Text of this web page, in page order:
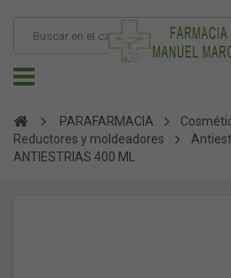
PARAFARMACIA
Reductores y moldeadores
ANTIESTRIAS 400 ML